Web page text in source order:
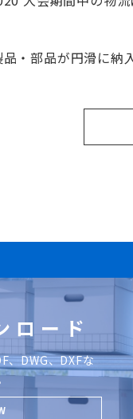
・部品が円滑に納
ロード
、DWG、DXFな